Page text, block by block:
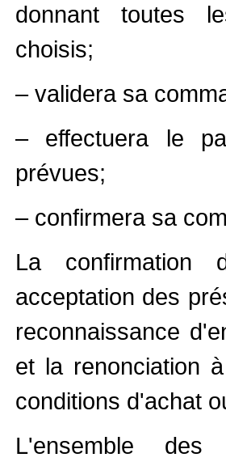
donnant toutes
choisis;
– validera sa
– effectuera le
prévues;
– confirmera sa
La confirmation
acceptation des
reconnaissance
et la renonciation
conditions d'achat
L'ensemble